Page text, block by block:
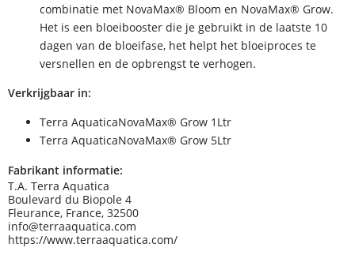
combinatie met NovaMax® Bloom en NovaMax® Grow.
Het is een bloeibooster die je gebruikt in de laatste 10
dagen van de bloeifase, het helpt het bloeiproces te
versnellen en de opbrengst te verhogen.
Verkrijgbaar in:
Terra AquaticaNovaMax® Grow 1Ltr
Terra AquaticaNovaMax® Grow 5Ltr
Fabrikant informatie:
T.A. Terra Aquatica
Boulevard du Biopole 4
Fleurance, France, 32500
info@terraaquatica.com
https://www.terraaquatica.com/